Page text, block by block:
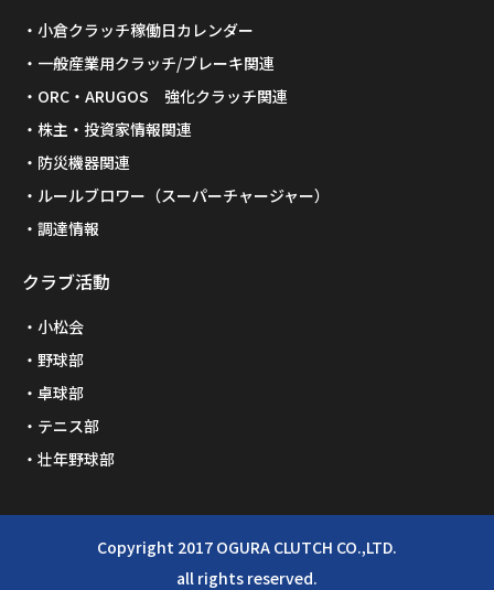
小倉クラッチ稼働日カレンダー
一般産業用クラッチ/ブレーキ関連
ORC・ARUGOS 強化クラッチ関連
株主・投資家情報関連
防災機器関連
ルールブロワー（スーパーチャージャー）
調達情報
クラブ活動
小松会
野球部
卓球部
テニス部
壮年野球部
Copyright 2017 OGURA CLUTCH CO.,LTD.
all rights reserved.